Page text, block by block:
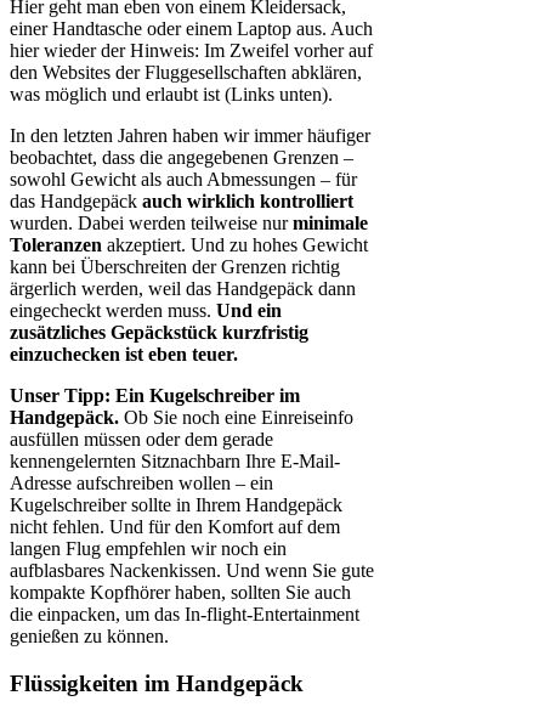
Hier geht man eben von einem Kleidersack,
einer Handtasche oder einem Laptop aus. Auch
hier wieder der Hinweis: Im Zweifel vorher auf
den Websites der Fluggesellschaften abklären,
was möglich und erlaubt ist (Links unten).
In den letzten Jahren haben wir immer häufiger
beobachtet, dass die angegebenen Grenzen –
sowohl Gewicht als auch Abmessungen – für
das Handgepäck auch wirklich kontrolliert
wurden. Dabei werden teilweise nurminimale
Toleranzen akzeptiert. Und zu hohes Gewicht
kann bei Überschreiten der Grenzen richtig
ärgerlich werden, weil das Handgepäck dann
eingecheckt werden muss. Und ein
zusätzliches Gepäckstück kurzfristig
einzuchecken ist eben teuer.
Unser Tipp: Ein Kugelschreiber im
Handgepäck. Ob Sie noch eine Einreiseinfo
ausfüllen müssen oder dem gerade
kennengelernten Sitznachbarn Ihre E-Mail-
Adresse aufschreiben wollen – ein
Kugelschreiber sollte in Ihrem Handgepäck
nicht fehlen. Und für den Komfort auf dem
langen Flug empfehlen wir noch ein
aufblasbares Nackenkissen. Und wenn Sie gute
kompakte Kopfhörer haben, sollten Sie auch
die einpacken, um das In-flight-Entertainment
genießen zu können.
Flüssigkeiten im Handgepäck